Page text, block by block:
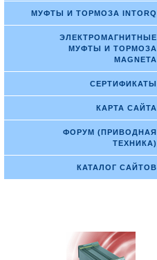
МУФТЫ И ТОРМОЗА INTORQ
ЭЛЕКТРОМАГНИТНЫЕ
МУФТЫ И ТОРМОЗА
MAGNETA
СЕРТИФИКАТЫ
КАРТА САЙТА
ФОРУМ (ПРИВОДНАЯ
ТЕХНИКА)
КАТАЛОГ САЙТОВ